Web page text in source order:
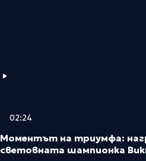
02:24
Моментът на триумфа:
световната шампионка